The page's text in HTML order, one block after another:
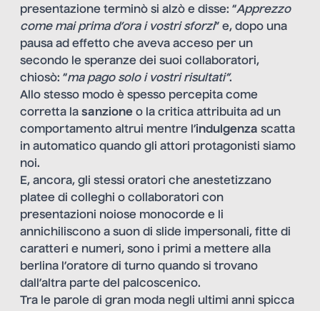
presentazione terminò si alzò e disse: “Apprezzo
come mai prima d’ora i vostri sforzi” e, dopo una
pausa ad effetto che aveva acceso per un
secondo le speranze dei suoi collaboratori,
chiosò: “ma pago solo i vostri risultati”.
Allo stesso modo è spesso percepita come
corretta la sanzione o la critica attribuita ad un
comportamento altrui mentre l’indulgenza scatta
in automatico quando gli attori protagonisti siamo
noi.
E, ancora, gli stessi oratori che anestetizzano
platee di colleghi o collaboratori con
presentazioni noiose monocorde e li
annichiliscono a suon di slide impersonali, fitte di
caratteri e numeri, sono i primi a mettere alla
berlina l’oratore di turno quando si trovano
dall’altra parte del palcoscenico.
Tra le parole di gran moda negli ultimi anni spicca